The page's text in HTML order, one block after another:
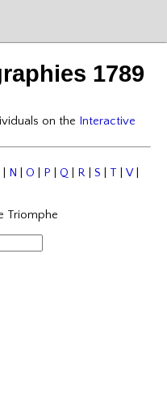
1789
on the Interactive
N O P Q R S T V|
Triomphe